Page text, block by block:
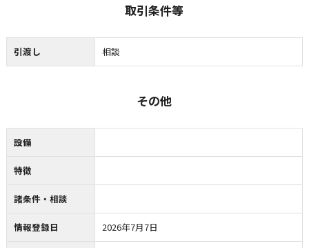
取引条件等
引渡し 相談
その他
設備
特徴
諸条件・相談
情報登録日 2026年7月7日